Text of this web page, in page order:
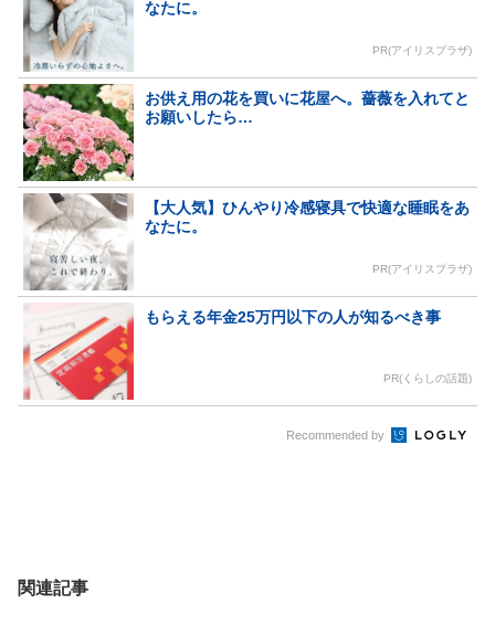
なたに。
PR(アイリスプラザ)
お供え用の花を買いに花屋へ。薔薇を入れてと
お願いしたら…
【大人気】ひんやり冷感寝具で快適な睡眠をあ
なたに。
PR(アイリスプラザ)
もらえる年金25万円以下の人が知るべき事
PR(くらしの話題)
Recommended by
関連記事